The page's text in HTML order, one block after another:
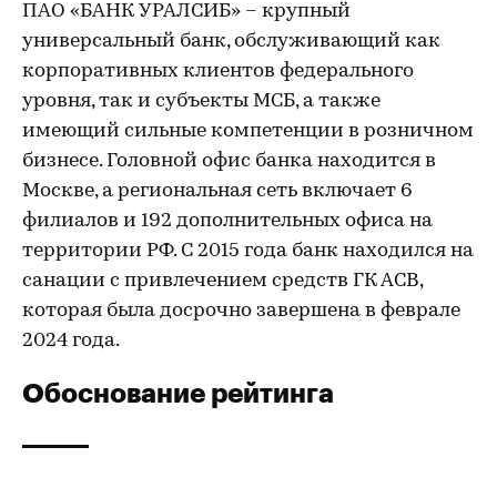
ПАО «БАНК УРАЛСИБ» – крупный
универсальный банк, обслуживающий как
корпоративных клиентов федерального
уровня, так и субъекты МСБ, а также
имеющий сильные компетенции в розничном
бизнесе. Головной офис банка находится в
Москве, а региональная сеть включает 6
филиалов и 192 дополнительных офиса на
территории РФ. С 2015 года банк находился на
санации с привлечением средств ГК АСВ,
которая была досрочно завершена в феврале
2024 года.
Обоснование рейтинга